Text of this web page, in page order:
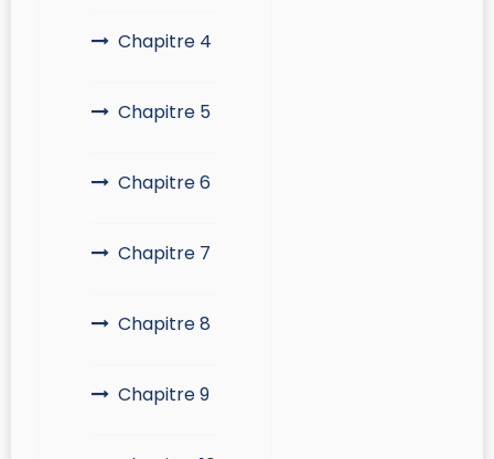
Chapitre 4
Chapitre 5
Chapitre 6
Chapitre 7
Chapitre 8
Chapitre 9